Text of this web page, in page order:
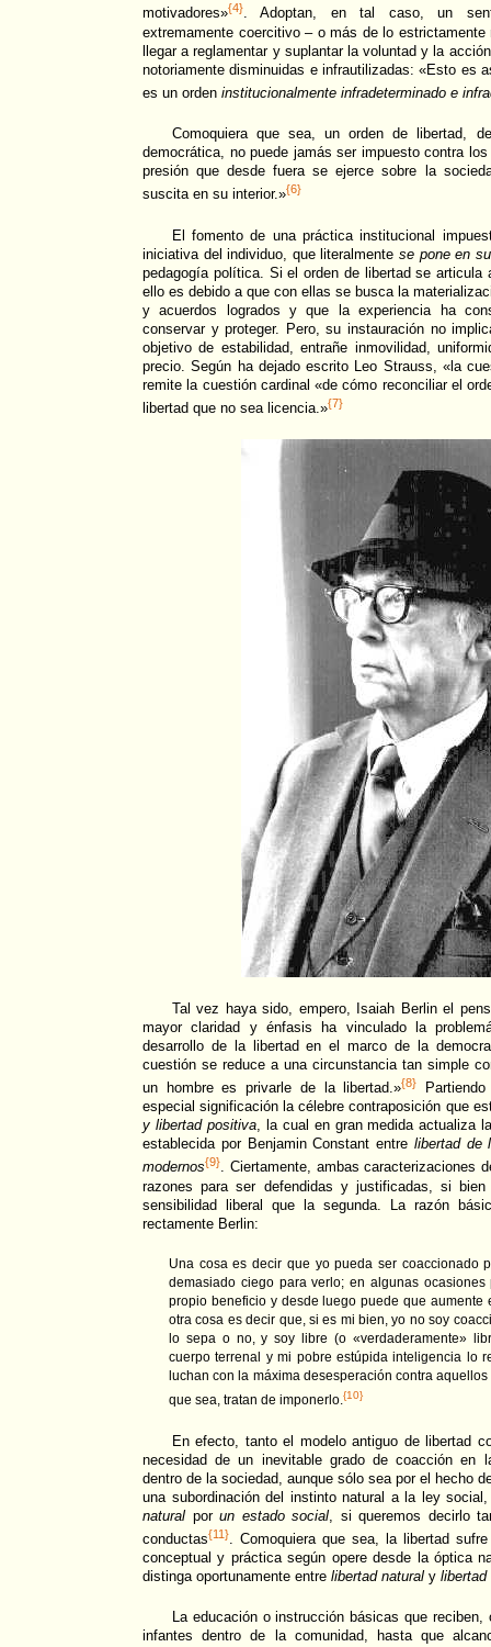
motivadores»{4}. Adoptan, en tal caso, un
extremamente coercitivo – o más de lo
llegar a reglamentar y suplantar la voluntad y la
notoriamente disminuidas e infrautilizadas: «Esto es
es un orden institucionalmente infradeterminado e
Comoquiera que sea, un orden de libertad,
democrática, no puede jamás ser impuesto contra
presión que desde fuera se ejerce sobre la
suscita en su interior.»{6}
El fomento de una práctica institucional
iniciativa del individuo, que literalmentese pone en
pedagogía política. Si el orden de libertad se articula
ello es debido a que con ellas se busca la
y acuerdos logrados y que la experiencia ha
conservar y proteger. Pero, su instauración no
objetivo de estabilidad, entrañe inmovilidad,
precio. Según ha dejado escrito Leo Strauss, «la
remite la cuestión cardinal «de cómo reconciliar el
libertad que no sea licencia.»{7}
Tal vez haya sido, empero, Isaiah Berlin el
mayor claridad y énfasis ha vinculado la
desarrollo de la libertad en el marco de la
cuestión se reduce a una circunstancia tan simple
un hombre es privarle de la libertad.»{8}
especial significación la célebre contraposición que
y libertad positiva, la cual en gran medida actualiza
establecida por Benjamin Constant entre libertad de
modernos{9}. Ciertamente, ambas caracterizaciones
razones para ser defendidas y justificadas, si
sensibilidad liberal que la segunda. La razón
rectamente Berlin:
Una cosa es decir que yo pueda ser coaccionado
demasiado ciego para verlo; en algunas
propio beneficio y desde luego puede que aumente
otra cosa es decir que, si es mi bien, yo no soy
lo sepa o no, y soy libre (o «verdaderamente»
cuerpo terrenal y mi pobre estúpida inteligencia lo
luchan con la máxima desesperación contra
que sea, tratan de imponerlo.{10}
En efecto, tanto el modelo antiguo de libertad
necesidad de un inevitable grado de coacción en
dentro de la sociedad, aunque sólo sea por el hecho
una subordinación del instinto natural a la ley
natural por un estado social , si queremos decirlo
conductas{11}. Comoquiera que sea, la libertad
conceptual y práctica según opere desde la óptica
distinga oportunamente entre libertad natural y
La educación o instrucción básicas que
infantes dentro de la comunidad, hasta que